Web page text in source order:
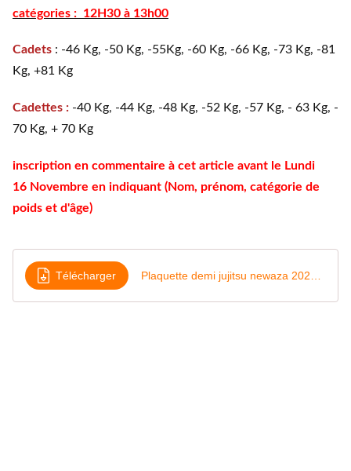
catégories : 12H30 à 13h00
Cadets : -46 Kg, -50 Kg, -55Kg, -60 Kg, -66 Kg, -73 Kg, -81
Kg, +81 Kg
Cadettes : -40 Kg, -44 Kg, -48 Kg, -52 Kg, -57 Kg, - 63 Kg, -
70 Kg, + 70 Kg
inscription en commentaire à cet article avant le Lundi
16 Novembre en indiquant (Nom, prénom, catégorie de
poids et d'âge)
Télécharger